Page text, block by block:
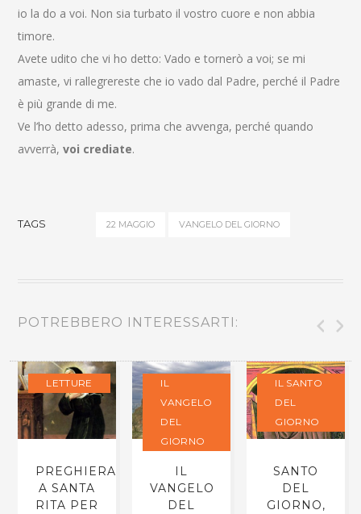
io la do a voi. Non sia turbato il vostro cuore e non abbia
timore.
Avete udito che vi ho detto: Vado e tornerò a voi; se mi
amaste, vi rallegrereste che io vado dal Padre, perché il Padre
è più grande di me.
Ve l’ho detto adesso, prima che avvenga, perché quando
avverrà,voi crediate.
TAGS 22 MAGGIO VANGELO DEL GIORNO
POTREBBERO INTERESSARTI:
LETTURE
PREGHIERA
A SANTA
RITA PER
IL
VANGELO
DEL
GIORNO
IL
VANGELO
DEL
IL SANTO
DEL
GIORNO
SANTO
DEL
GIORNO,